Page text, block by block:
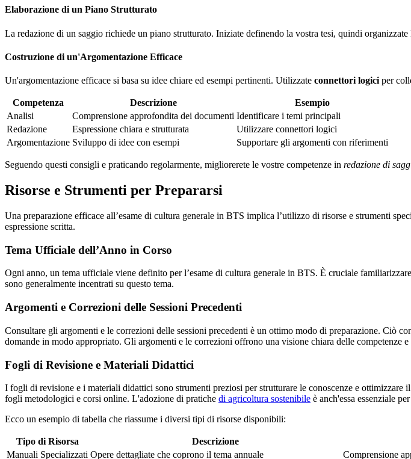
Elaborazione di un Piano Strutturato
La redazione di un saggio richiede un piano strutturato. Iniziate definendo la vostra tesi, quindi
Costruzione di un'Argomentazione Efficace
Un'argomentazione efficace si basa su idee chiare ed esempi pertinenti. Utilizzate connettori logici per
Competenza Descrizione
Esempio
Analisi
Comprensione approfondita dei documenti Identificare i temi principali
Redazione
Espressione chiara e strutturata
Utilizzare connettori logici
Argomentazione Sviluppo di idee con esempi Supportare gli argomenti con riferimenti
Seguendo questi consigli e praticando regolarmente, migliorerete le vostre competenze in redazione di
Risorse e Strumenti per Prepararsi
Una preparazione efficace all’esame di cultura generale in BTS implica l’utilizzo di risorse e strumenti
espressione scritta.
Tema Ufficiale dell’Anno in Corso
Ogni anno, un tema ufficiale viene definito per l’esame di cultura generale in BTS. È cruciale
sono generalmente incentrati su questo tema.
Argomenti e Correzioni delle Sessioni Precedenti
Consultare gli argomenti e le correzioni delle sessioni precedenti è un ottimo modo di preparazione. Ciò
domande in modo appropriato. Gli argomenti e le correzioni offrono una visione chiara delle competenze e
Fogli di Revisione e Materiali Didattici
I fogli di revisione e i materiali didattici sono strumenti preziosi per strutturare le conoscenze e
fogli metodologici e corsi online. L'adozione di pratiche di agricoltura sostenibile è anch'essa essenziale
Ecco un esempio di tabella che riassume i diversi tipi di risorse disponibili:
Tipo di Risorsa Descrizione
Manuali Specializzati Opere dettagliate che coprono il tema annuale Comprensione